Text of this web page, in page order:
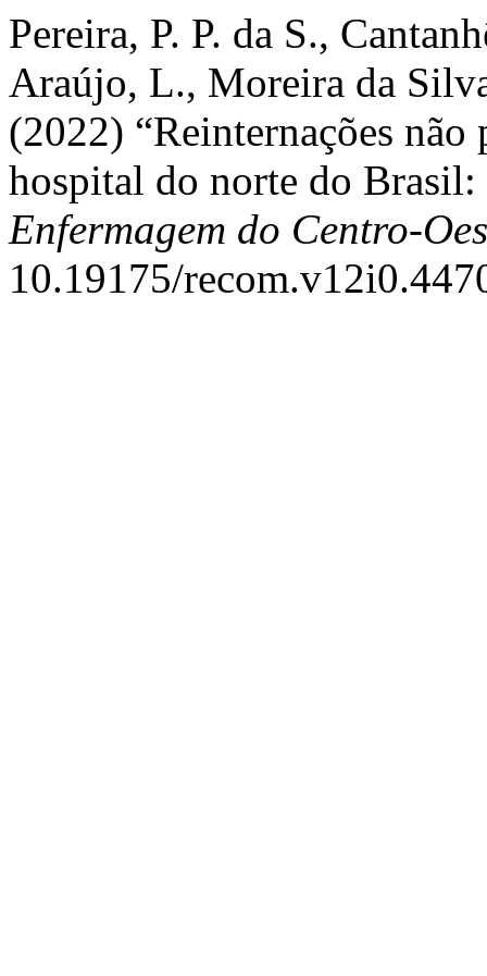
Pereira, P. P. da S.,
Araújo, L., Moreira da
(2022) “Reinternações não
hospital do norte do
Enfermagem do Centro-
10.19175/